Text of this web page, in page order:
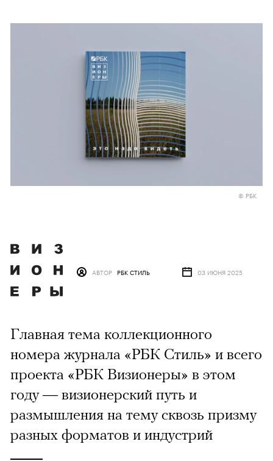
© РБК
АВТОР РБК СТИЛЬ 03 ИЮНЯ 2025
Главная тема коллекционного
номера журнала «РБК Стиль» и всего
проекта «РБК Визионеры» в этом
году — визионерский путь и
размышления на тему сквозь призму
разных форматов и индустрий